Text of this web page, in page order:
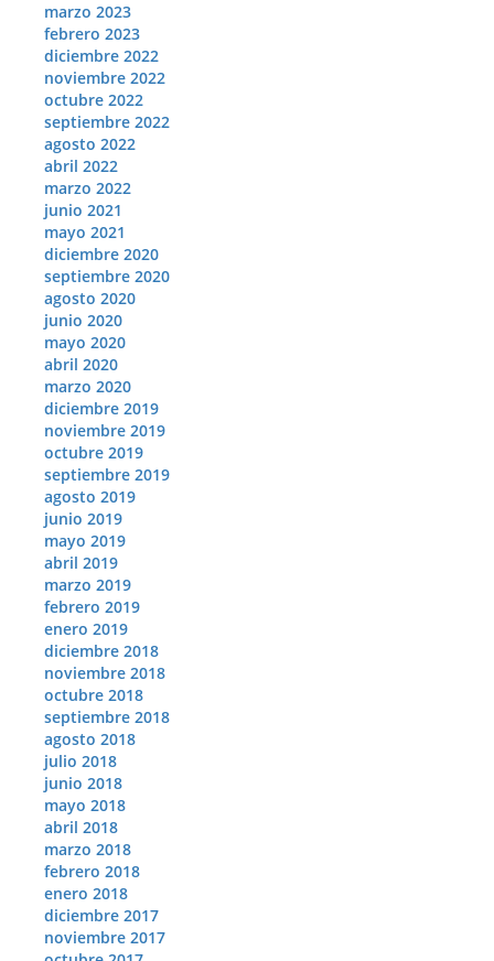
marzo 2023
febrero 2023
diciembre 2022
noviembre 2022
octubre 2022
septiembre 2022
agosto 2022
abril 2022
marzo 2022
junio 2021
mayo 2021
diciembre 2020
septiembre 2020
agosto 2020
junio 2020
mayo 2020
abril 2020
marzo 2020
diciembre 2019
noviembre 2019
octubre 2019
septiembre 2019
agosto 2019
junio 2019
mayo 2019
abril 2019
marzo 2019
febrero 2019
enero 2019
diciembre 2018
noviembre 2018
octubre 2018
septiembre 2018
agosto 2018
julio 2018
junio 2018
mayo 2018
abril 2018
marzo 2018
febrero 2018
enero 2018
diciembre 2017
noviembre 2017